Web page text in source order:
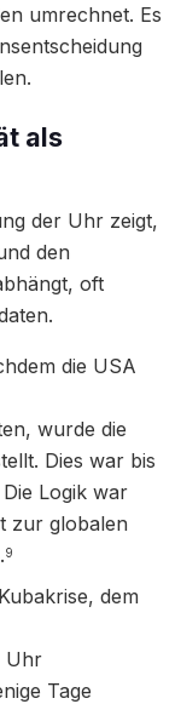
umrechnet. Es
als
der Uhr zeigt,
den
oft
die USA
wurde die
Dies war bis
Logik war
zur globalen
9
dem
Uhr
Tage